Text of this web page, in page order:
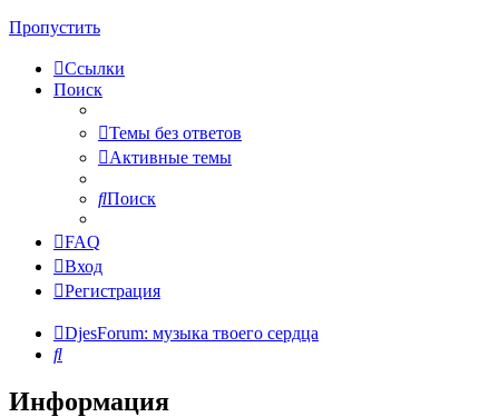
Пропустить
Ссылки
Поиск
Темы без ответов
Активные темы
Поиск
FAQ
Вход
Регистрация
DjesForum: музыка твоего сердца
Поиск
Информация